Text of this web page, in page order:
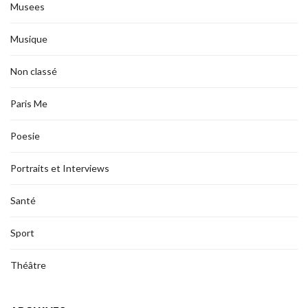
Musees
Musique
Non classé
Paris Me
Poesie
Portraits et Interviews
Santé
Sport
Théâtre